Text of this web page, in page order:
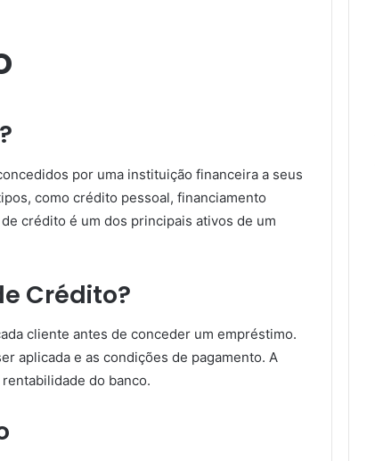
por uma instituição financeira a seus
como crédito pessoal, financiamento
crédito é um dos principais ativos de um
Crédito?
cliente antes de conceder um empréstimo.
aplicada e as condições de pagamento. A
do banco.